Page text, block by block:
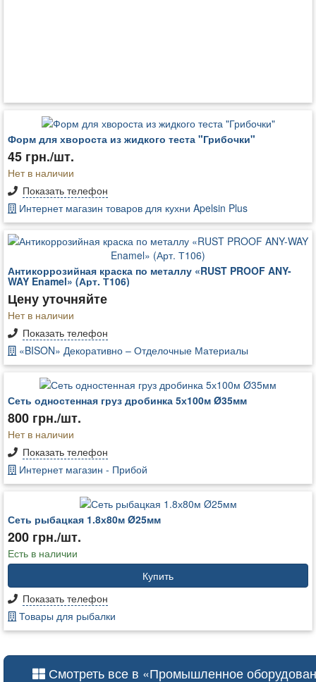
Форм для хвороста из жидкого теста "Грибочки"
45 грн./шт.
Нет в наличии
Показать телефон
Интернет магазин товаров для кухни Apelsin Plus
Антикоррозийная краска по металлу «RUST PROOF ANY-
WAY Enamel» (Арт. Т106)
Цену уточняйте
Нет в наличии
Показать телефон
«BISON» Декоративно – Отделочные Материалы
Сеть одностенная груз дробинка 5х100м Ø35мм
800 грн./шт.
Нет в наличии
Показать телефон
Интернет магазин - Прибой
Сеть рыбацкая 1.8х80м Ø25мм
200 грн./шт.
Есть в наличии
Купить
Показать телефон
Товары для рыбалки
Смотреть все в «Промышленное